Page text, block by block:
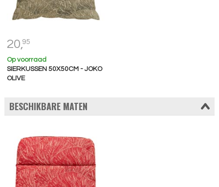
20,95
Op voorraad
SIERKUSSEN 50X50CM - JOKO
OLIVE
BESCHIKBARE MATEN